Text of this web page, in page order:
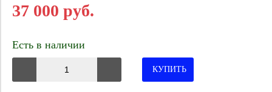
37 000 руб.
Есть в наличии
КУПИТЬ